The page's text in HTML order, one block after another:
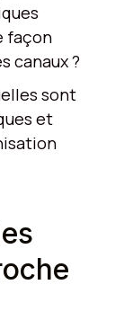
façon
canaux ?
sont
et